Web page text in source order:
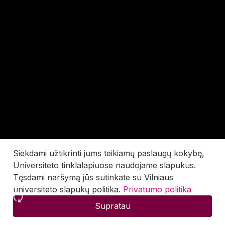
Siekdami užtikrinti jums teikiamų paslaugų kokybę,
Universiteto tinklalapiuose naudojame slapukus.
Tęsdami naršymą jūs sutinkate su Vilniaus
universiteto slapukų politika. Privatumo politika
Supratau